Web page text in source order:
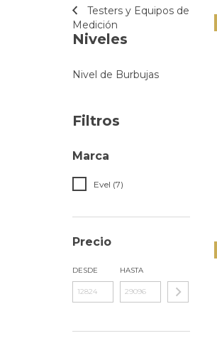
Testers y Equipos de
Medición
Niveles
Nivel de Burbujas
Filtros
Marca
Evel (7)
Precio
DESDE HASTA